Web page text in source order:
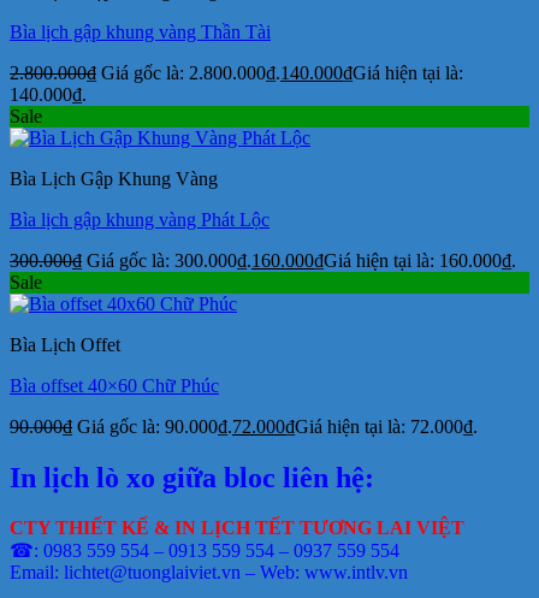
Bìa lịch gập khung vàng Thần Tài
2.800.000₫ Giá gốc là: 2.800.000₫.140.000₫Giá hiện tại là:
140.000₫.
Sale
Bìa Lịch Gập Khung Vàng
Bìa lịch gập khung vàng Phát Lộc
300.000₫ Giá gốc là: 300.000₫.160.000₫Giá hiện tại là: 160.000₫.
Sale
Bìa Lịch Offet
Bìa offset 40×60 Chữ Phúc
90.000₫ Giá gốc là: 90.000₫.72.000₫Giá hiện tại là: 72.000₫.
In lịch lò xo giữa bloc liên hệ:
CTY THIẾT KẾ & IN LỊCH TẾT TƯƠNG LAI VIỆT
☎: 0983 559 554 – 0913 559 554 – 0937 559 554
Email: lichtet@tuonglaiviet.vn – Web: www.intlv.vn